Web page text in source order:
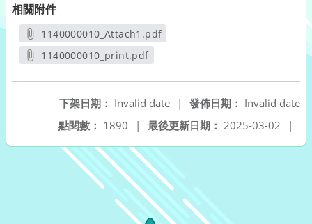
相關附件
1140000010_Attach1.pdf
另開新視窗
1140000010_print.pdf
發佈日期： Invalid date
下架日期： Invalid date
|
最後更新日期： 2025-03-02 |
點閱數： 1890 |